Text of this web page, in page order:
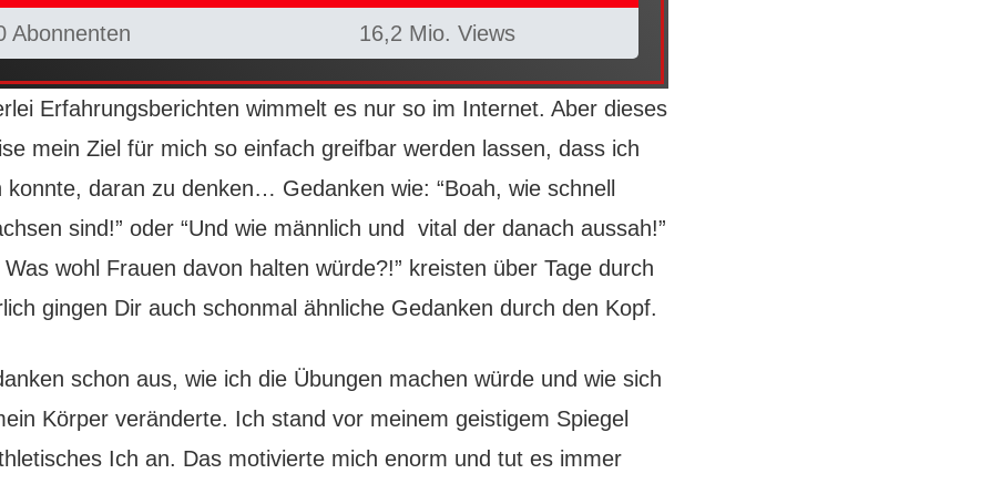
Abonnenten 16,2 Mio. Views
Erfahrungsberichten wimmelt es nur so im Internet. Aber dieses
mein Ziel für mich so einfach greifbar werden lassen, dass ich
daran zu denken… Gedanken wie: “Boah, wie schnell
sind!” oder “Und wie männlich und vital der danach aussah!”
wohl Frauen davon halten würde?!” kreisten über Tage durch
gingen Dir auch schonmal ähnliche Gedanken durch den Kopf.
schon aus, wie ich die Übungen machen würde und wie sich
Körper veränderte. Ich stand vor meinem geistigem Spiegel
Ich an. Das motivierte mich enorm und tut es immer